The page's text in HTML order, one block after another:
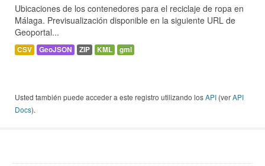
Ubicaciones de los contenedores para el reciclaje de ropa en
Málaga. Previsualización disponible en la siguiente URL de
Geoportal...
CSV GeoJSON ZIP KML gml
Usted también puede acceder a este registro utilizando losAPI (verAPI
Docs).